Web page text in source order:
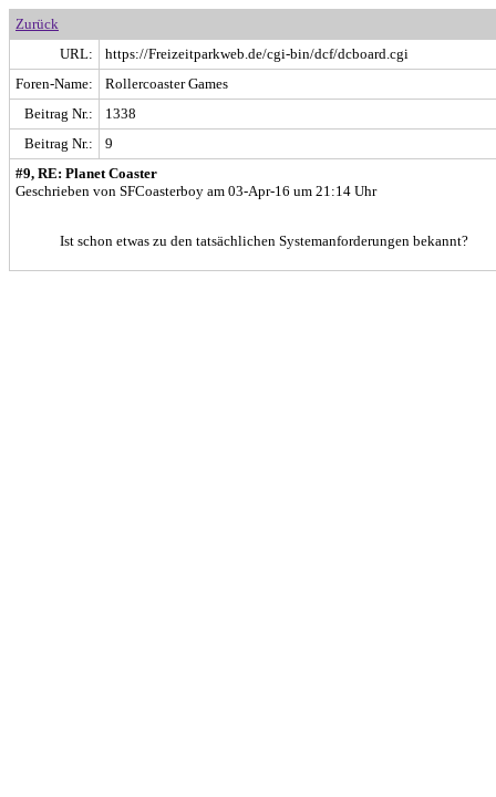
Zurück
URL:
https://Freizeitparkweb.de/cgi-bin/dcf/dcboard.cgi
Foren-Name:
Rollercoaster Games
Beitrag Nr.:
1338
Beitrag Nr.:
9
#9, RE: Planet Coaster
Geschrieben von SFCoasterboy am 03-Apr-16 um 21:14 Uhr
Ist schon etwas zu den tatsächlichen Systemanforderungen bekannt?